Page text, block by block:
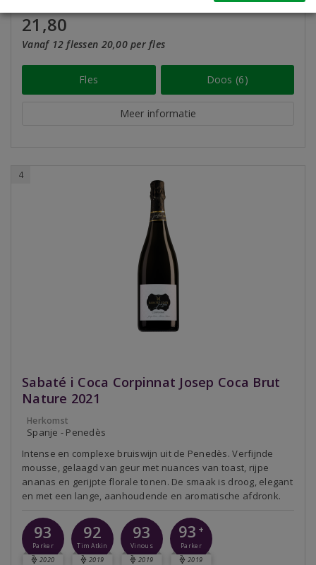
21,80
Vanaf 12 flessen 20,00 per fles
Fles Doos (6)
Meer informatie
4
Sabaté i Coca Corpinnat Josep Coca Brut
Nature 2021
Herkomst
Spanje - Penedès
Intense en complexe bruiswijn uit de Penedès. Verfijnde
mousse, gelaagd van geur met nuances van toast, rijpe
ananas en gerijpte florale tonen. De smaak is droog, elegant
en met een lange, aanhoudende en aromatische afdronk.
93
Parker
2020
92
Tim Atkin
2019
93
Vinous
2019
93 +
Parker
2019